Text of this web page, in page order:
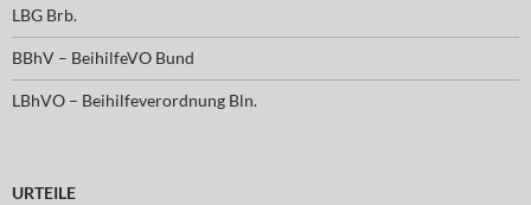
LBG Brb.
BBhV – BeihilfeVO Bund
LBhVO – Beihilfeverordnung Bln.
URTEILE